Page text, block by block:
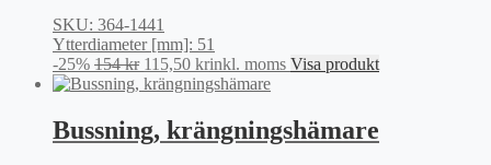
SKU: 364-1441
Ytterdiameter [mm]: 51
-25% 154kr Det
ursprungliga
var:
154 kr.
115,50 krDet
nuvarande
115,50 kr.
inkl. moms Visa produkt
Bussning, krängningshämare